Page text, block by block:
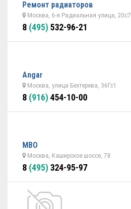
Ремонт радиаторов
Москва, 6-я Радиальная улица, 20с7
8 (495) 532-96-21
Angar
Москва, улица Бехтерева, 36Гс1
8 (916)454-10-00
МВО
Москва, Каширское шоссе, 78
8 (495) 324-95-97